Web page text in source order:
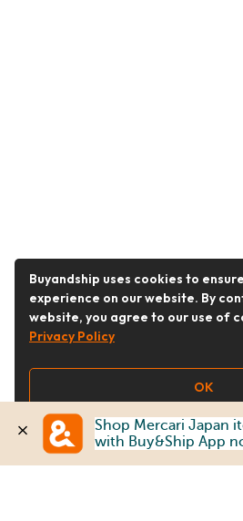
Buyandship uses cookies to
experience on our website. By
website, you agree to our use of
Privacy Policy
OK
Shop Mercari Japan
with Buy&Ship App